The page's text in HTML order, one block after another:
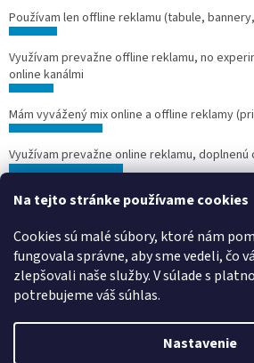
Na tejto stránke používame cookies
Cookies sú malé súbory, ktoré nám
fungovala správne, aby sme vedeli, čo
zlepšovali naše služby.V súlade s
potrebujeme váš súhlas.
Nastavenie
Používam len offline reklamu (tabule,
Využívam prevažne offline reklamu, no
online kanálmi
Mám vyvážený mix online a offline reklamy
Využívam prevažne online reklamu,
Používam len online reklamu (Google Ads,
Počet hlasov:15